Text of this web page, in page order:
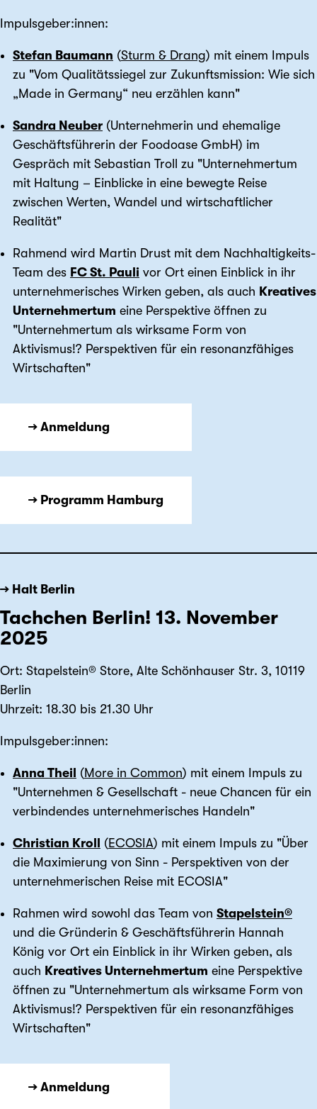
Impulsgeber:innen:
Stefan Baumann (Sturm & Drang) mit einem Impuls
zu "Vom Qualitätssiegel zur Zukunftsmission: Wie sich
„Made in Germany“ neu erzählen kann"
Sandra Neuber (Unternehmerin und ehemalige
Geschäftsführerin der Foodoase GmbH) im
Gespräch mit Sebastian Troll zu "Unternehmertum
mit Haltung – Einblicke in eine bewegte Reise
zwischen Werten, Wandel und wirtschaftlicher
Realität"
Rahmend wird Martin Drust mit dem Nachhaltigkeits-
Team des FC St. Pauli vor Ort einen Einblick in ihr
unternehmerisches Wirken geben, als auch Kreatives
Unternehmertum eine Perspektive öffnen zu
"Unternehmertum als wirksame Form von
Aktivismus!? Perspektiven für ein resonanzfähiges
Wirtschaften"
→ Anmeldung
→ Programm Hamburg
→ Halt Berlin
Tachchen Berlin! 13. November
2025
Ort: Stapelstein® Store, Alte Schönhauser Str. 3, 10119
Berlin
Uhrzeit: 18.30 bis 21.30 Uhr
Impulsgeber:innen:
Anna Theil (More in Common) mit einem Impuls zu
"Unternehmen & Gesellschaft - neue Chancen für ein
verbindendes unternehmerisches Handeln"
Christian Kroll (ECOSIA) mit einem Impuls zu "Über
die Maximierung von Sinn - Perspektiven von der
unternehmerischen Reise mit ECOSIA"
Rahmen wird sowohl das Team von Stapelstein®
und die Gründerin & Geschäftsführerin Hannah
König vor Ort ein Einblick in ihr Wirken geben, als
auch Kreatives Unternehmertum eine Perspektive
öffnen zu "Unternehmertum als wirksame Form von
Aktivismus!? Perspektiven für ein resonanzfähiges
Wirtschaften"
→ Anmeldung